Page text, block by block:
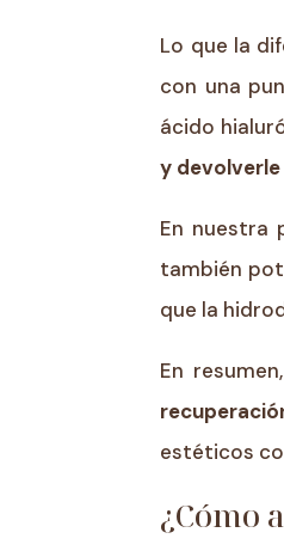
Lo que la
con una
ácido
y
En nuestra
también
que la
En
estéticos
¿Cómo